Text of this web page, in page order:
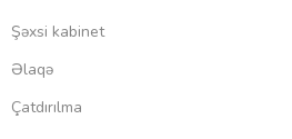
Şəxsi kabinet
Əlaqə
Çatdırılma